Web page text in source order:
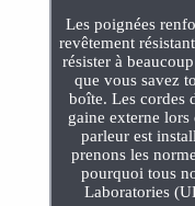
Les poignées
revêtement
résister à
que vous savez
boîte. Les cordes
gaine externe
parleur est
prenons les
pourquoi tous
Laboratories